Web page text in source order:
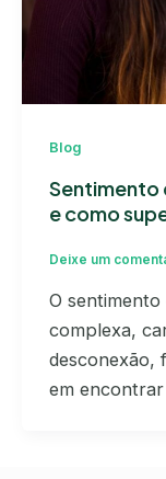
Blog
Sentimento
e como
Deixe um
O
complexa,
desconexão,
em